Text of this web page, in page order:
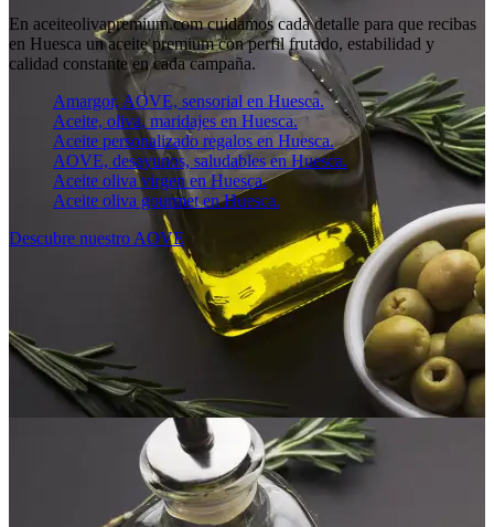
En aceiteolivapremium.com cuidamos cada detalle para que recibas
en Huesca un aceite premium con perfil frutado, estabilidad y
calidad constante en cada campaña.
Amargor, AOVE, sensorial en Huesca.
Aceite, oliva, maridajes en Huesca.
Aceite personalizado regalos en Huesca.
AOVE, desayunos, saludables en Huesca.
Aceite oliva virgen en Huesca.
Aceite oliva gourmet en Huesca.
Descubre nuestro AOVE